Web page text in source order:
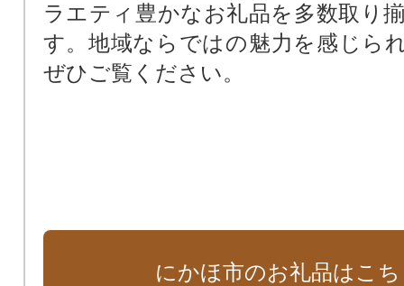
ラエティ豊かなお礼品を多数取り
す。地域ならではの魅力を感じら
ぜひご覧ください。
にかほ市のお礼品はこ